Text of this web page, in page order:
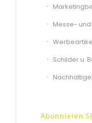
Messe-
Schilder u.
Abonnieren